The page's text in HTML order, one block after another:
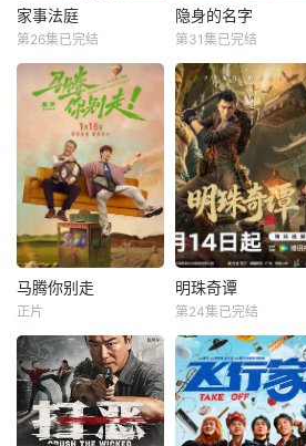
方势力，于九重宫
阙步步为营，与帝
交锋中悄然重续
【嘿叭电影
度魔力歌先生，一
段充满未知与惊喜
启【嘿叭电影-高清
视频
家事法庭
黄璐
青年法官沈谢秩携
手律师秦睿，与舒
静、胡艾溪、陈向
辉等法律同侪深入
基层工作，为人民
群众解决亲子矛
盾、婚姻困境等纷
繁的社会、家庭问
题；在一桩桩案件
中，秉持法律无情
行初心使命、坚守
法治信仰的
家事法庭
第26集已完结
隐身的名字
刘雅瑟
本剧改编自豆瓣阅
读连载小说《隐身
的名字》，作者易
难【嘿叭电影-高清
视频免费在线观
看】
隐身的名字
第31集已完结
马腾你别走
宋茜
没钱没爱还没心没
肺的马腾（林更新
饰）人近中年一事
马腾你别走
正片
明珠奇谭
李艺彤
一双绣花鞋拉开了
文物专家陈友熙的
冒险序幕，四人冒
明珠奇谭
第24集已完结